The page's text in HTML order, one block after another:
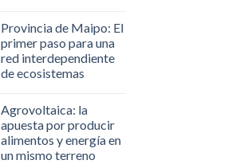
Provincia de Maipo: El
primer paso para una
red interdependiente
de ecosistemas
Agrovoltaica: la
apuesta por producir
alimentos y energía en
un mismo terreno